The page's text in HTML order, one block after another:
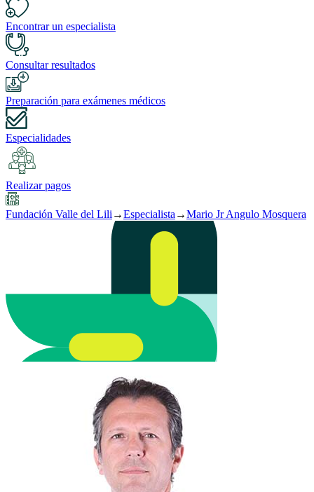
Encontrar un especialista
Consultar resultados
Preparación para exámenes médicos
Especialidades
Realizar pagos
Fundación Valle del Lili →Especialista →Mario Jr Angulo Mosquera